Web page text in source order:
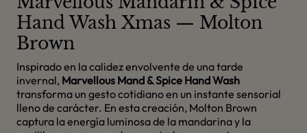
Hand Wash Xmas — Molton
Brown
Inspirado en la calidez envolvente de una tarde
invernal, Marvellous Mand & Spice Hand Wash
transforma un gesto cotidiano en un instante sensorial
lleno de carácter. En esta creación, Molton Brown
captura la energía luminosa de la mandarina y la